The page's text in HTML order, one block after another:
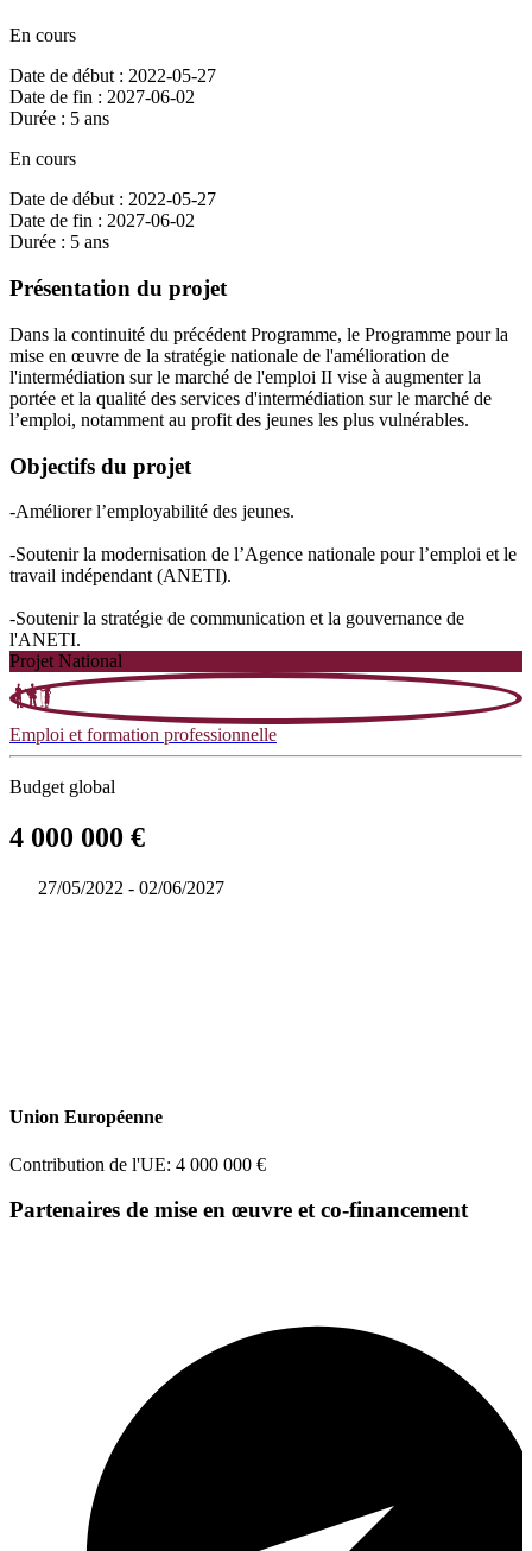
En cours
Date de début : 2022-05-27
Date de fin : 2027-06-02
Durée : 5 ans
En cours
Date de début : 2022-05-27
Date de fin : 2027-06-02
Durée : 5 ans
Présentation du projet
Dans la continuité du précédent Programme, le Programme pour la
mise en œuvre de la stratégie nationale de l'amélioration de
l'intermédiation sur le marché de l'emploi II vise à augmenter la
portée et la qualité des services d'intermédiation sur le marché de
l’emploi, notamment au profit des jeunes les plus vulnérables.
Objectifs du projet
-Améliorer l’employabilité des jeunes.
-Soutenir la modernisation de l’Agence nationale pour l’emploi et le
travail indépendant (ANETI).
-Soutenir la stratégie de communication et la gouvernance de
l'ANETI.
Projet National
Emploi et formation professionnelle
Budget global
4 000 000 €
27/05/2022 - 02/06/2027
Union Européenne
Contribution de l'UE: 4 000 000 €
Partenaires de mise en œuvre et co-financement